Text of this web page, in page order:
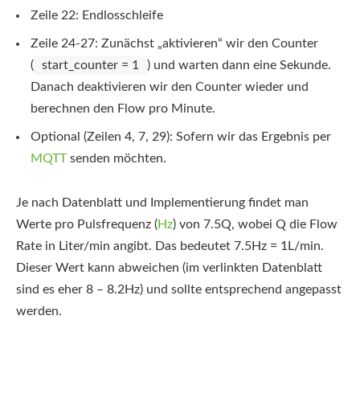
Zeile 22: Endlosschleife
Zeile 24-27: Zunächst „aktivieren“ wir den Counter
(
start_counter = 1
) und warten dann eine Sekunde.
Danach deaktivieren wir den Counter wieder und
berechnen den Flow pro Minute.
Optional (Zeilen 4, 7, 29): Sofern wir das Ergebnis per
MQTTsenden möchten.
Je nach Datenblatt und Implementierung findet man
Werte pro Pulsfrequenz (Hz) von 7.5Q, wobei Q die Flow
Rate in Liter/min angibt. Das bedeutet 7.5Hz = 1L/min.
Dieser Wert kann abweichen (im verlinkten Datenblatt
sind es eher 8 – 8.2Hz) und sollte entsprechend angepasst
werden.